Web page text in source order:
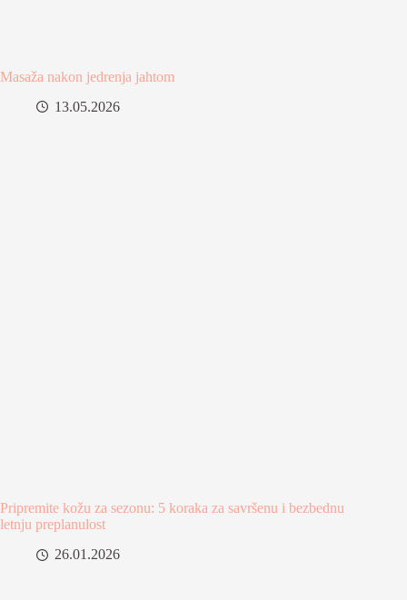
Masaža nakon jedrenja jahtom
13.05.2026
Pripremite kožu za sezonu: 5 koraka za savršenu i bezbednu
letnju preplanulost
26.01.2026